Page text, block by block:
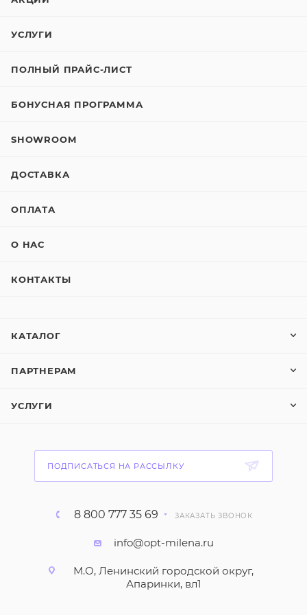
УСЛУГИ
ПОЛНЫЙ ПРАЙС-ЛИСТ
БОНУСНАЯ ПРОГРАММА
SHOWROOM
ДОСТАВКА
ОПЛАТА
О НАС
КОНТАКТЫ
КАТАЛОГ
ПАРТНЕРАМ
УСЛУГИ
ПОДПИСАТЬСЯ НА РАССЫЛКУ
8 800 777 35 69 ЗАКАЗАТЬ ЗВОНОК
info@opt-milena.ru
М.О, Ленинский городской округ,
Апаринки, вл1